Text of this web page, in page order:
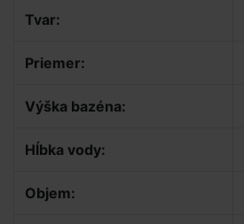
Tvar:
Priemer:
Výška bazéna:
Hĺbka vody:
Objem: